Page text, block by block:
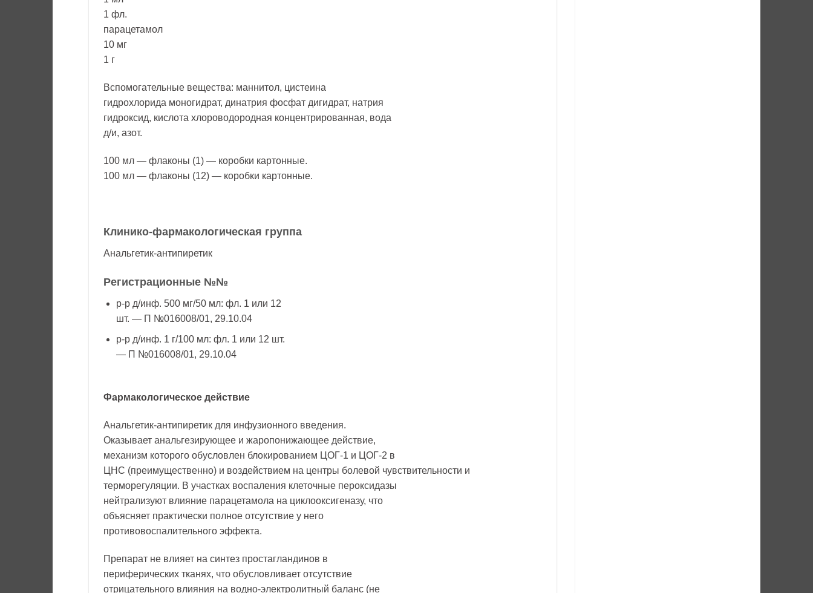
1 фл.
парацетамол
10 мг
1 г
Вспомогательные вещества: маннитол, цистеина
гидрохлорида моногидрат, динатрия фосфат дигидрат, натрия
гидроксид, кислота хлороводородная концентрированная, вода
д/и, азот.
100 мл — флаконы (1) — коробки картонные.
100 мл — флаконы (12) — коробки картонные.
Клинико-фармакологическая группа
Анальгетик-антипиретик
Регистрационные №№
р-р д/инф. 500 мг/50 мл: фл. 1 или 12
шт. — П №016008/01, 29.10.04
р-р д/инф. 1 г/100 мл: фл. 1 или 12 шт.
— П №016008/01, 29.10.04
Фармакологическое действие
Анальгетик-антипиретик для инфузионного введения.
Оказывает анальгезирующее и жаропонижающее действие,
механизм которого обусловлен блокированием ЦОГ-1 и ЦОГ-2 в
ЦНС (преимущественно) и воздействием на центры болевой чувствительности и
терморегуляции. В участках воспаления клеточные пероксидазы
нейтрализуют влияние парацетамола на циклооксигеназу, что
объясняет практически полное отсутствие у него
противовоспалительного эффекта.
Препарат не влияет на синтез простагландинов в
периферических тканях, что обусловливает отсутствие
отрицательного влияния на водно-электролитный баланс (не